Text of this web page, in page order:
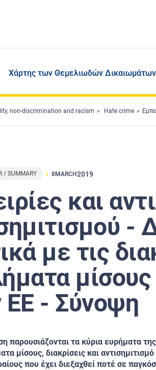
Χάρτης των Θεμελιωδών
non-discrimination and racism Hate crime
/ SUMMARY 8MARCH2019
και
-
με τις
ΕΕ - Σύνοψη
παρουσιάζονται τα κύρια ευρήματα
μίσους, διακρίσεις και
που έχει διεξαχθεί ποτέ σε